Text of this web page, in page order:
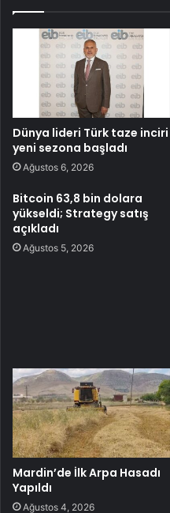
Dünya lideri Türk taze inciri
yeni sezona başladı
Ağustos 6, 2026
Bitcoin 63,8 bin dolara
yükseldi; Strategy satış
açıkladı
Ağustos 5, 2026
Mardin’de İlk Arpa Hasadı
Yapıldı
Ağustos 4, 2026